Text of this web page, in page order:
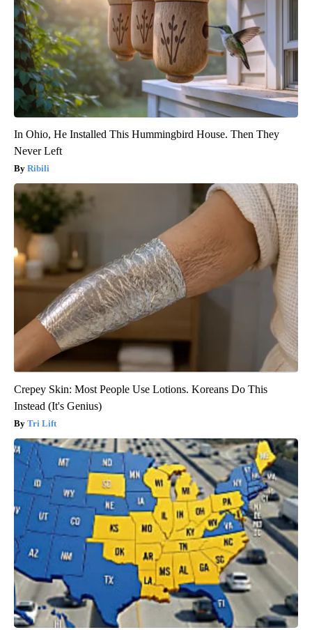
In Ohio, He Installed This Hummingbird House. Then They
Never Left
Ribili
Crepey Skin: Most People Use Lotions. Koreans Do This
Instead (It's Genius)
Tri Lift